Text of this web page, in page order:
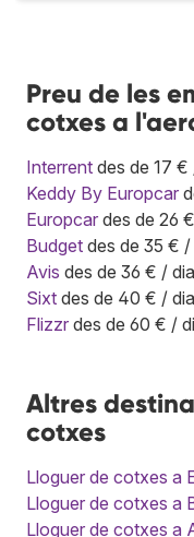
Preu de les
cotxes a
Interrent des de 17 €
Keddy By Europcar
Europcar des de 26
Budget des de 35 € /
Avis des de 36 € / dia
Sixt des de 40 € / dia
Flizzr des de 60 € /
Altres
cotxes
Lloguer de cotxes a
Lloguer de cotxes a
Lloguer de cotxes a